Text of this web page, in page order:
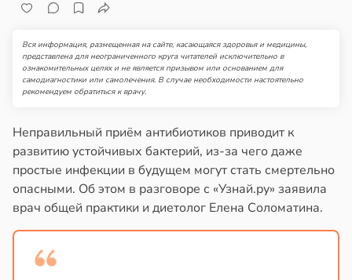
Вся информация, размещенная на сайте, касающаяся здоровья и медицины,
представлена для неограниченного круга читателей исключительно в
ознакомительных целях и не является призывом или основанием для
самодиагностики или самолечения. В случае необходимости настоятельно
рекомендуем обратиться к врачу.
Неправильный приём антибиотиков приводит к
развитию устойчивых бактерий, из-за чего даже
простые инфекции в будущем могут стать смертельно
опасными. Об этом в разговоре с «Узнай.ру» заявила
врач общей практики и диетолог Елена Соломатина.